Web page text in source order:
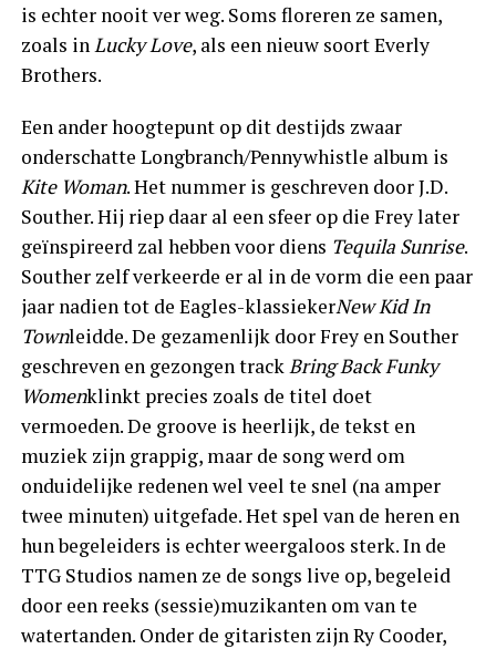
is echter nooit ver weg. Soms floreren ze samen,
zoals inLucky Love, als een nieuw soort Everly
Brothers.
Een ander hoogtepunt op dit destijds zwaar
onderschatte Longbranch/Pennywhistle album is
Kite Woman. Het nummer is geschreven door J.D.
Souther. Hij riep daar al een sfeer op die Frey later
geïnspireerd zal hebben voor diens Tequila Sunrise.
Souther zelf verkeerde er al in de vorm die een paar
jaar nadien tot de Eagles-klassiekerNew Kid In
Townleidde. De gezamenlijk door Frey en Souther
geschreven en gezongen trackBring Back Funky
Womenklinkt precies zoals de titel doet
vermoeden. De groove is heerlijk, de tekst en
muziek zijn grappig, maar de song werd om
onduidelijke redenen wel veel te snel (na amper
twee minuten) uitgefade. Het spel van de heren en
hun begeleiders is echter weergaloos sterk. In de
TTG Studios namen ze de songs live op, begeleid
door een reeks (sessie)muzikanten om van te
watertanden. Onder de gitaristen zijn Ry Cooder,